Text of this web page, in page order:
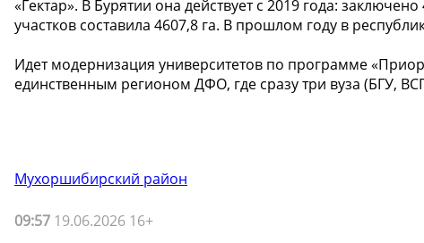
«Гектар». В Бурятии она действует с 2019 года:
участков составила 4607,8 га. В прошлом году в
Идет модернизация университетов по программе
единственным регионом ДФО, где сразу три вуза (БГУ,
Мухоршибирский район
09:57 19.06.2026 16+